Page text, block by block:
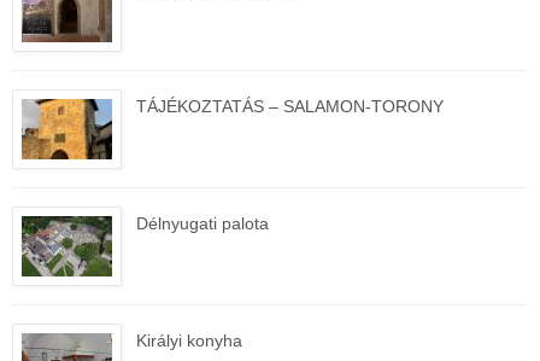
TÁJÉKOZTATÁS – SALAMON-TORONY
Délnyugati palota
Királyi konyha